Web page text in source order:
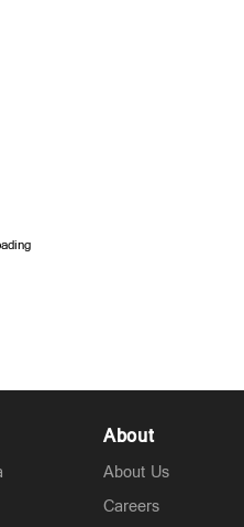
അഭിരുചി’;
About
About Us
Careers